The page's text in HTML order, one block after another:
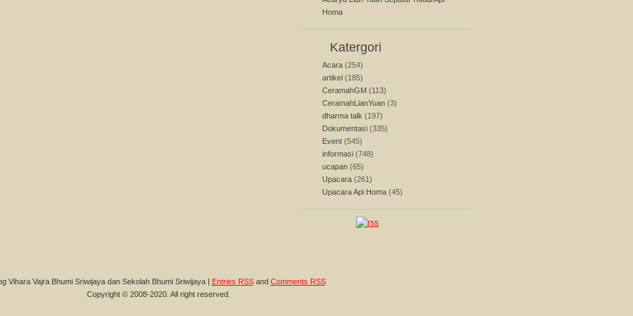
Homa
Katergori
Acara (254)
artikel (185)
CeramahGM (113)
CeramahLianYuan (3)
dharma talk (197)
Dokumentasi (335)
Event (545)
informasi (748)
ucapan (65)
Upacara (261)
Upacara Api Homa (45)
Vihara Vajra Bhumi Sriwijaya dan Sekolah Bhumi Sriwijaya | Entries RSSand Comments RSS
Copyright © 2008-2020. All right reserved.